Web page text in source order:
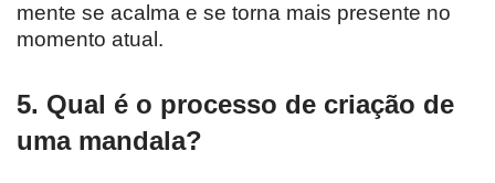
mente se acalma e se torna mais presente no
momento atual.
5. Qual é o processo de criação de
uma mandala?